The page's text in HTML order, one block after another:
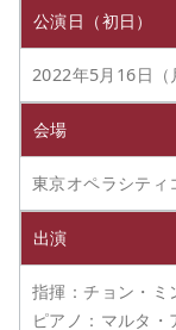
公演日（初日）
2022年5月16日
会場
東京オペラシティ
出演
指揮：チョン・ミ
ピアノ：マルタ・